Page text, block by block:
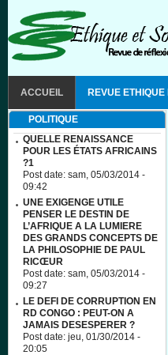
ACCUEIL REVUE ETHIQUE
POLITIQUE
QUELLE RENAISSANCE
POUR LES ÉTATS AFRICAINS
?1
Post date: sam, 05/03/2014 -
09:42
UNE EXIGENGE UTILE
PENSER LE DESTIN DE
L’AFRIQUE A LA LUMIERE
DES GRANDS CONCEPTS DE
LA PHILOSOPHIE DE PAUL
RICŒUR
Post date: sam, 05/03/2014 -
09:27
LE DEFI DE CORRUPTION EN
RD CONGO : PEUT-ON A
JAMAIS DESESPERER ?
Post date: jeu, 01/30/2014 -
20:05